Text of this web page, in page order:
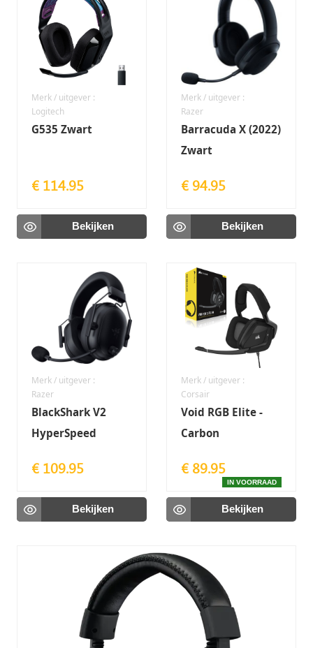
Merk / uitgever :
Logitech
G535 Zwart
€ 114.95
Bekijken
Merk / uitgever :
Razer
Barracuda X (2022)
Zwart
€ 94.95
Bekijken
Merk / uitgever :
Razer
BlackShark V2
HyperSpeed
€ 109.95
Bekijken
Merk / uitgever :
Corsair
Void RGB Elite -
Carbon
€ 89.95
IN VOORRAAD
Bekijken